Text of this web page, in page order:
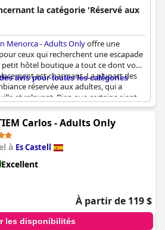
la catégorie 'Réservé aux
Menorca - Adults Onlyoffre une
ceux qui recherchent une escapade
petit hôtel boutique a tout ce dont vous
est charmant. La plupart des
réservée aux adultes, qui a
et relaxant. Bien que certains aient
plate, dans l'ensemble, l'hôtel a été
et calme.
avis pour toutes les catégories
Carlos - Adults Only
à Es Castell
Excellent
À partir de 119 $
les disponibilités